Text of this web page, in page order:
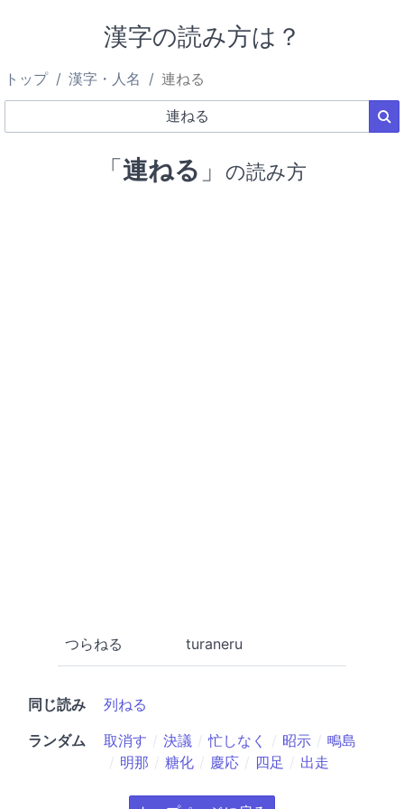
漢字の読み方は？
トップ 漢字・人名 連ねる
「連ねる 」 の読み方
つらねる turaneru
同じ読み
列ねる
ランダム
取消す 決議 忙しなく 昭示
鴫島
明那
糖化 慶応 四足 出走